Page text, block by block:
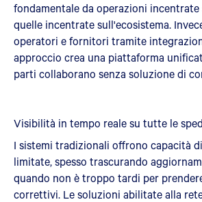
fondamentale da operazioni incentrate
quelle incentrate sull'ecosistema.
operatori e fornitori tramite
approccio crea una piattaforma
parti collaborano senza soluzione di
Visibilità in tempo reale su tutte le
I sistemi tradizionali offrono capacità
limitate, spesso trascurando
quando non è troppo tardi per
correttivi. Le soluzioni abilitate alla